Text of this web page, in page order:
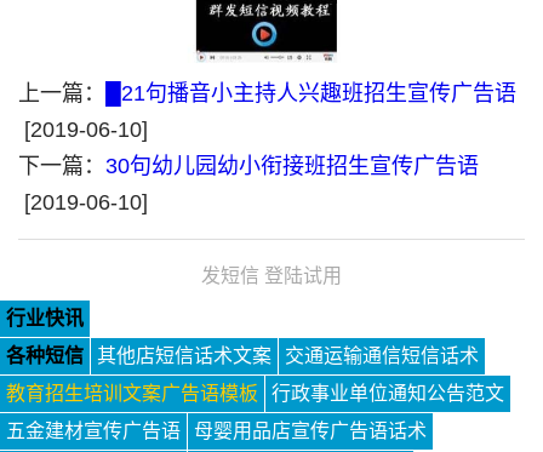
上一篇：
█21句播音小主持人兴趣班招生宣传广告语
[2019-06-10]
下一篇： 30句幼儿园幼小衔接班招生宣传广告语
[2019-06-10]
发短信 登陆试用
行业快讯
各种短信
其他店短信话术文案
交通运输通信短信话术
教育招生培训文案广告语模板
行政事业单位通知公告范文
五金建材宣传广告语
母婴用品店宣传广告语话术